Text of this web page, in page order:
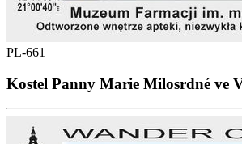
PL-661
Kostel Panny Marie Milosrdné ve